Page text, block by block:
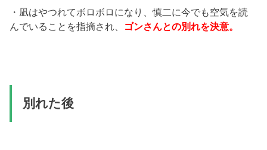
・凪はやつれてボロボロになり、慎二に今でも空気を読
んでいることを指摘され、 ゴンさんとの別れを決意。
別れた後